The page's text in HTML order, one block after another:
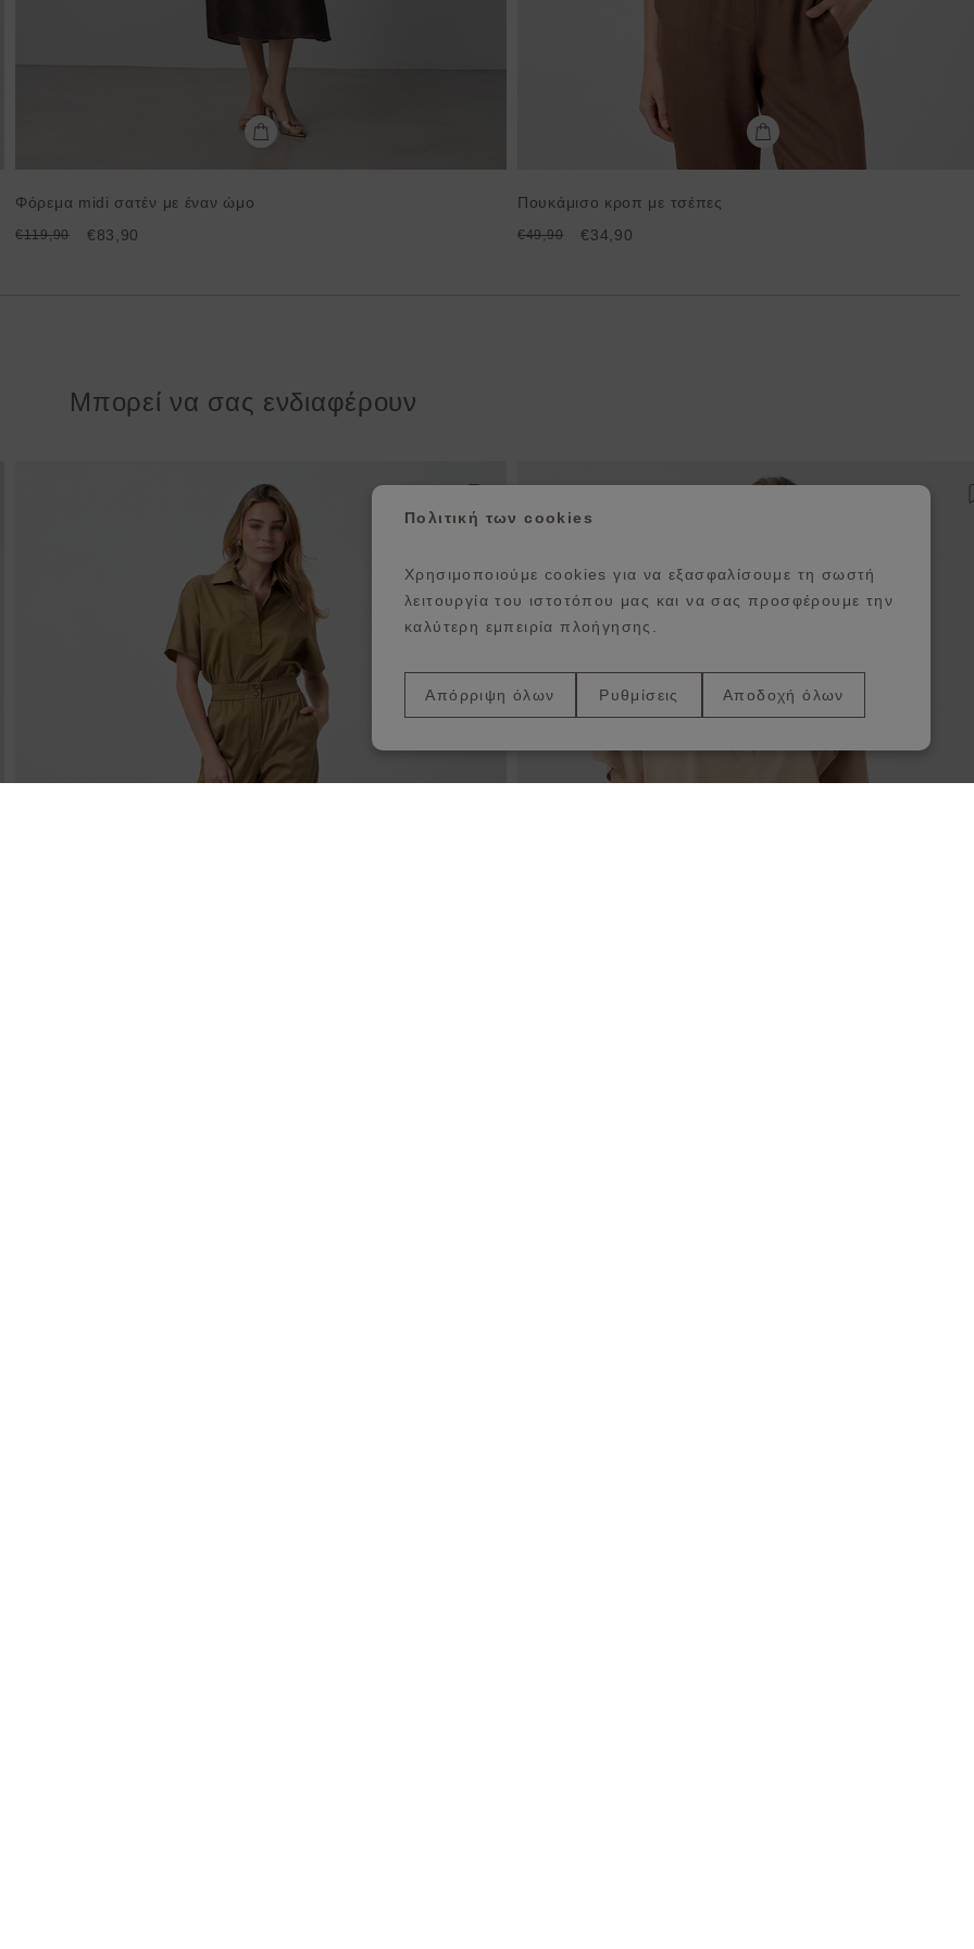
Φόρεμα midi σατέν με έναν ώμο
€119,90 €83,90
Πουκάμισο κροπ με τσέπες
€49,90 €34,90
Μπορεί να σας ενδιαφέρουν
Προσθήκη στη λίστα αγαπημένων
Πολιτική των cookies
Χρησιμοποιούμε cookies για να εξασφαλίσουμε τη σωστή
λειτουργία του ιστοτόπου μας και να σας προσφέρουμε την
καλύτερη εμπειρία πλοήγησης.
Απόρριψη όλων Ρυθμίσεις Αποδοχή όλων